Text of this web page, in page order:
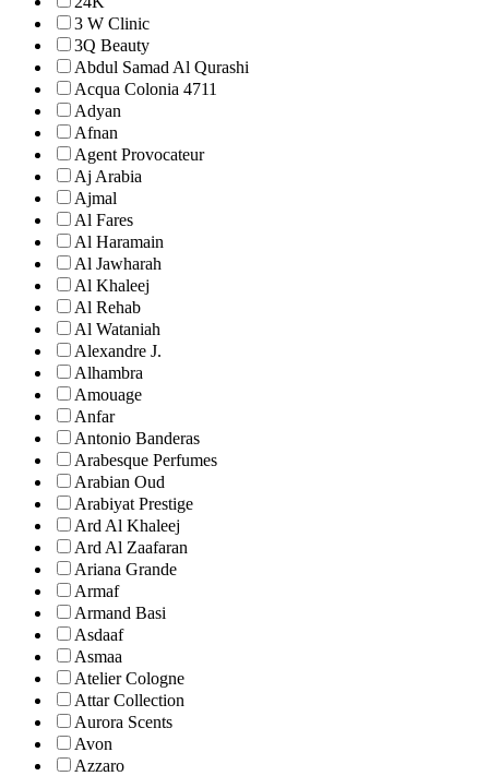
3 W Clinic
3Q Beauty
Abdul Samad Al Qurashi
Acqua Colonia 4711
Adyan
Afnan
Agent Provocateur
Aj Arabia
Ajmal
Al Fares
Al Haramain
Al Jawharah
Al Khaleej
Al Rehab
Al Wataniah
Alexandre J.
Alhambra
Amouage
Anfar
Antonio Banderas
Arabesque Perfumes
Arabian Oud
Arabiyat Prestige
Ard Al Khaleej
Ard Al Zaafaran
Ariana Grande
Armaf
Armand Basi
Asdaaf
Asmaa
Atelier Cologne
Attar Collection
Aurora Scents
Avon
Azzaro